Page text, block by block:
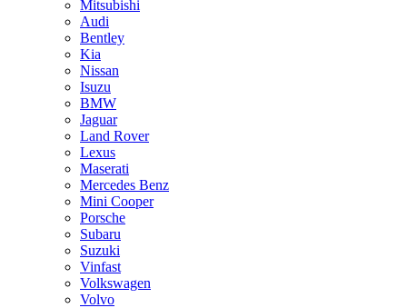
Mitsubishi
Audi
Bentley
Kia
Nissan
Isuzu
BMW
Jaguar
Land Rover
Lexus
Maserati
Mercedes Benz
Mini Cooper
Porsche
Subaru
Suzuki
Vinfast
Volkswagen
Volvo